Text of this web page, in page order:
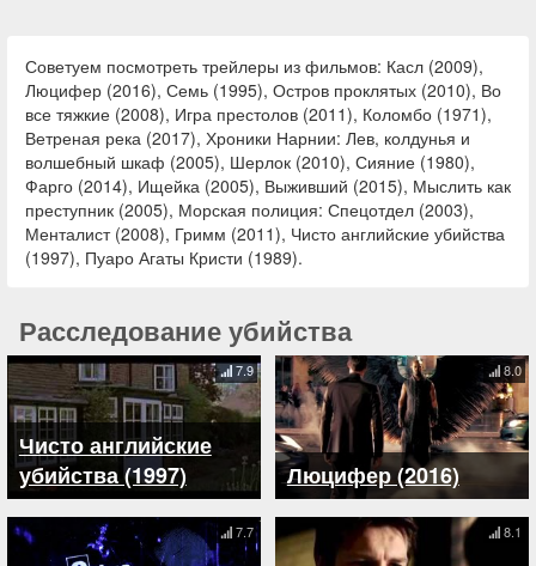
Советуем посмотреть трейлеры из фильмов: Касл (2009),
Люцифер (2016), Семь (1995), Остров проклятых (2010), Во
все тяжкие (2008), Игра престолов (2011), Коломбо (1971),
Ветреная река (2017), Хроники Нарнии: Лев, колдунья и
волшебный шкаф (2005), Шерлок (2010), Сияние (1980),
Фарго (2014), Ищейка (2005), Выживший (2015), Мыслить как
преступник (2005), Морская полиция: Спецотдел (2003),
Менталист (2008), Гримм (2011), Чисто английские убийства
(1997), Пуаро Агаты Кристи (1989).
Расследование убийства
Чисто английские
убийства (1997)
7.9
Люцифер (2016)
8.0
7.7 8.1